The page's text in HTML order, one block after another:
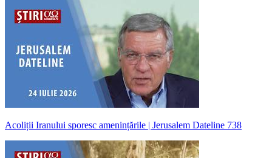
Acoliții Iranului sporesc amenințările | Jerusalem Dateline 738